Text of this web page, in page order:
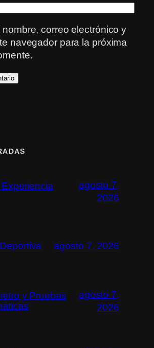
nombre, correo electrónico y
navegador para la próxima
agosto 7,
2026
agosto 7, 2026
y Pruebas
agosto 7,
2026